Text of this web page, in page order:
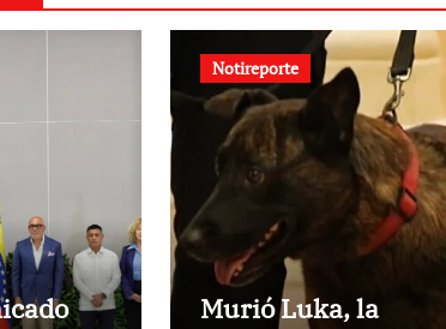
Notireporte
Murió Luka, la